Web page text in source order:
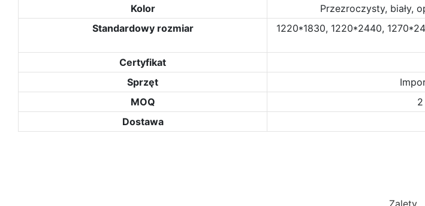
Kolor
Przezroczysty, biały,
Standardowy rozmiar
1220*1830, 1220*2440,
Certyfikat
Sprzęt
MOQ
Dostawa